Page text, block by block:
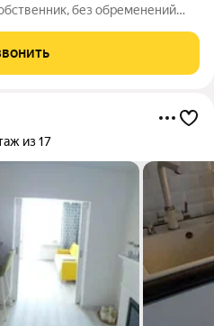
без обременений
в 2016 году, тёплый и тихий
из 17